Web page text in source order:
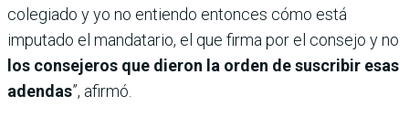
colegiado y yo no entiendo entonces cómo está
imputado el mandatario, el que firma por el consejo y no
los consejeros que dieron la orden de suscribir esas
adendas”, afirmó.